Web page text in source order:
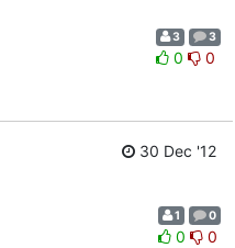
3 3
0 0
30 Dec '12
1 0
0 0